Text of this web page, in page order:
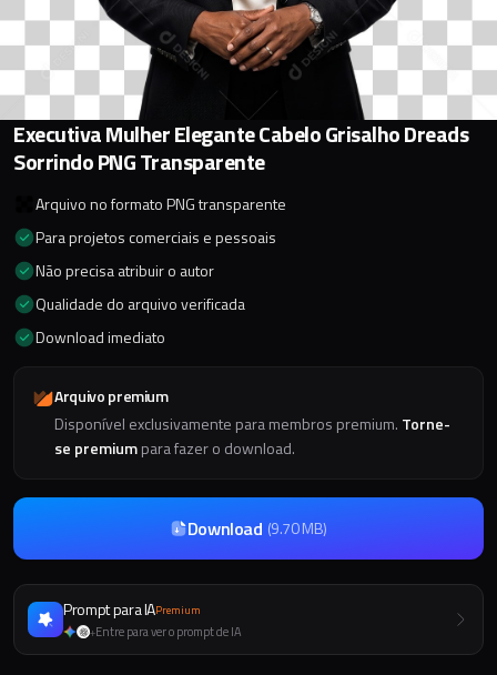
Executiva Mulher Elegante Cabelo Grisalho Dreads
Sorrindo PNG Transparente
Arquivo no formato PNG transparente
Para projetos comerciais e pessoais
Não precisa atribuir o autor
Qualidade do arquivo verificada
Download imediato
Arquivo premium
Disponível exclusivamente para membros premium. Torne-
se premiumpara fazer o download.
Download (9.70 MB)
Prompt para IAPremium
+Entre para ver o prompt de IA